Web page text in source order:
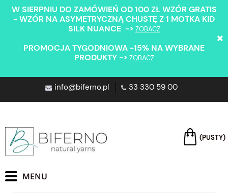
W SIERPNIU DO ZAMÓWIEŃ OD 100 ZŁ WZÓR GRATIS
- WZÓR NA ASYMETRYCZNĄ CHUSTĘ Z 1 MOTKA KID
SILK NUANCE -> ZOBACZ
PROMOCJA TYGODNIOWA -15% NA WYBRANE
PRODUKTY -> ZOBACZ
info@biferno.pl 33 330 59 00
(PUSTY)